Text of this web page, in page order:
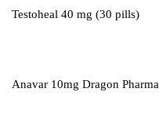
Testoheal 40 mg (30 pills)
Anavar 10mg Dragon Pharma